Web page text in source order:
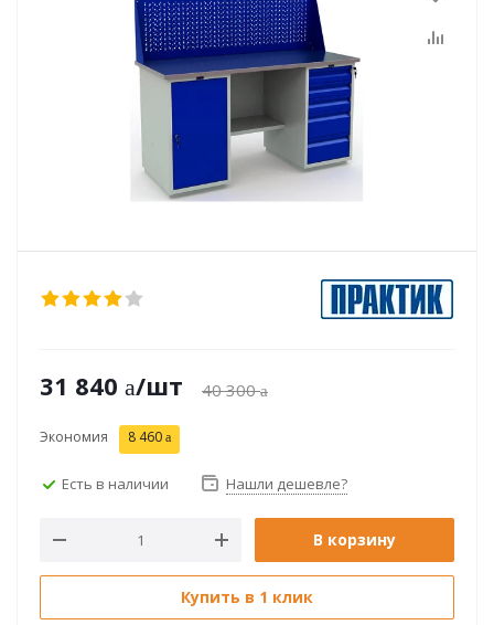
31 840 /шт 40 300
Экономия 8 460
Есть в наличии Нашли дешевле?
В корзину
Купить в 1 клик